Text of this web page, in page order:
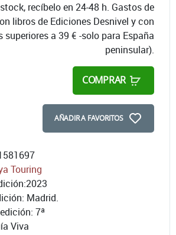
recíbelo en 24-48 h. Gastos de
libros de Ediciones Desnivel y con
superiores a 39 € -solo para España
peninsular).
COMPRAR
AÑADIR A FAVORITOS
Touring
2023
Madrid.
7ª
Viva